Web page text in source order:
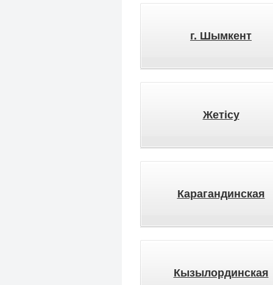
г. Шымкент
Жетісу
Карагандинская
Кызылординская